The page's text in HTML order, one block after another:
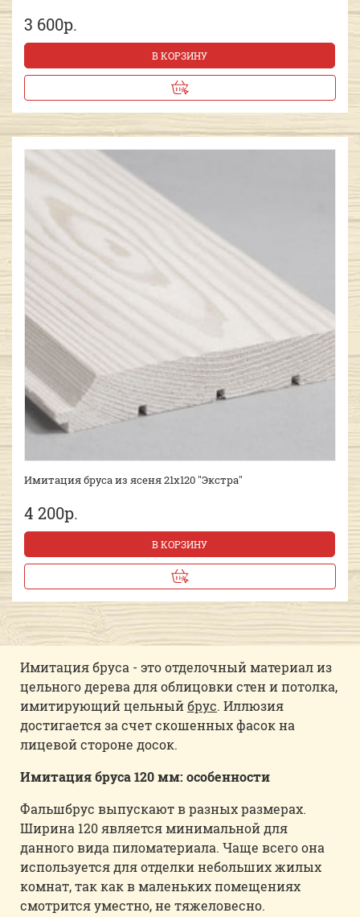
3 600р.
В КОРЗИНУ
Имитация бруса из ясеня 21х120 "Экстра"
4 200р.
В КОРЗИНУ
Имитация бруса - это отделочный материал из
цельного дерева для облицовки стен и потолка,
имитирующий цельныйбрус. Иллюзия
достигается за счет скошенных фасок на
лицевой стороне досок.
Имитация бруса 120 мм: особенности
Фальшбрус выпускают в разных размерах.
Ширина 120 является минимальной для
данного вида пиломатериала. Чаще всего она
используется для отделки небольших жилых
комнат, так как в маленьких помещениях
смотрится уместно, не тяжеловесно.